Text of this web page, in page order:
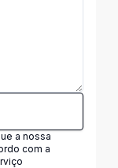
a nossa
com a